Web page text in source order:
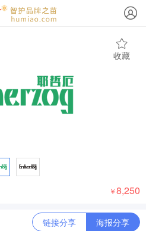
收藏
￥8,250
链接分享 海报分享